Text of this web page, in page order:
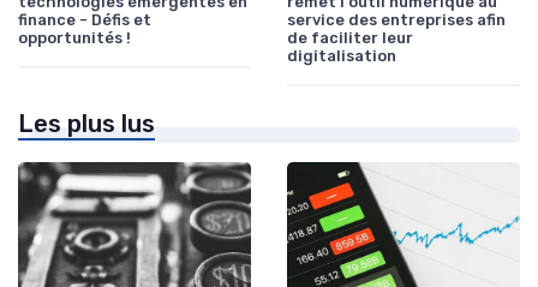
finance - Défis et
opportunités !
service des entreprises afin
de faciliter leur
digitalisation
Les plus lus